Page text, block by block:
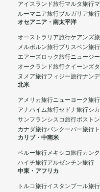
アイスランド旅行マルタ旅行
ルーマニア旅行ブルガリア旅行
オセアニア・南太平洋
オーストラリア旅行ケアンズ
メルボルン旅行ブリスベン旅行
エアーズロック旅行ニュージ
オークランド旅行クイーンズ
ヌメア旅行フィジー旅行ナン
北米
アメリカ旅行ニューヨーク旅行
アナハイム旅行セドナ旅行シ
サンフランシスコ旅行ボスト
カナダ旅行バンクーバー旅行
カリブ・中南米
ペルー旅行メキシコ旅行カン
ハイチ旅行アルゼンチン旅行
中東・アフリカ
トルコ旅行イスタンブール旅行